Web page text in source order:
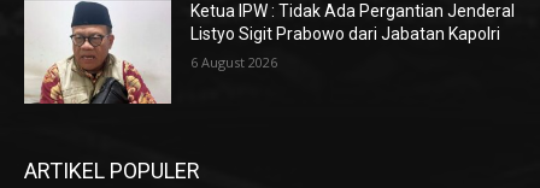
Ketua IPW : Tidak Ada Pergantian Jenderal
Listyo Sigit Prabowo dari Jabatan Kapolri
6 August 2026
ARTIKEL POPULER